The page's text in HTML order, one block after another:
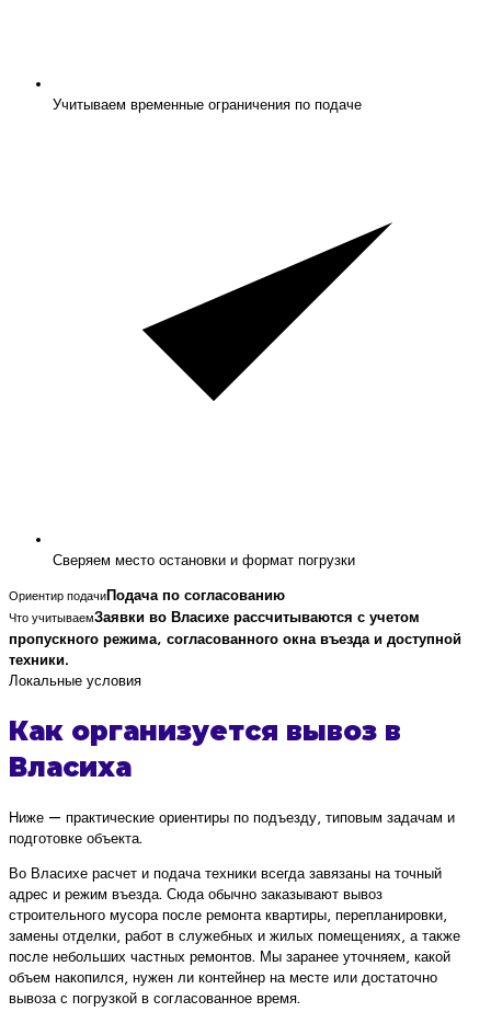
Учитываем временные ограничения по подаче
Сверяем место остановки и формат погрузки
Ориентир подачиПодача по согласованию
Что учитываемЗаявки во Власихе рассчитываются с учетом
пропускного режима, согласованного окна въезда и доступной
техники.
Локальные условия
Как организуется вывоз в
Власиха
Ниже — практические ориентиры по подъезду, типовым задачам и
подготовке объекта.
Во Власихе расчет и подача техники всегда завязаны на точный
адрес и режим въезда. Сюда обычно заказывают вывоз
строительного мусора после ремонта квартиры, перепланировки,
замены отделки, работ в служебных и жилых помещениях, а также
после небольших частных ремонтов. Мы заранее уточняем, какой
объем накопился, нужен ли контейнер на месте или достаточно
вывоза с погрузкой в согласованное время.